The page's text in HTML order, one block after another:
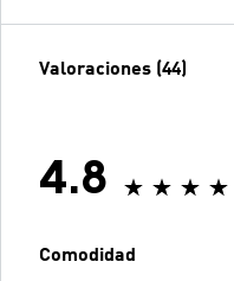
Valoraciones (44)
4.8
Comodidad